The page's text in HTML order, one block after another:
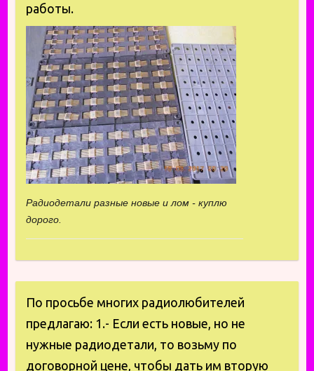
работы.
Радиодетали разные новые и лом - куплю
дорого.
По просьбе многих радиолюбителей
предлагаю: 1.- Если есть новые, но не
нужные радиодетали, то возьму по
договорной цене, чтобы дать им вторую